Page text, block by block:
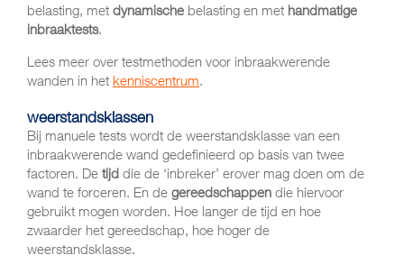
belasting, met dynamische belasting en met handmatige
inbraaktests.
Lees meer over testmethoden voor inbraakwerende
wanden in het kenniscentrum
weerstandsklassen
Bij manuele tests wordt de weerstandsklasse van een
inbraakwerende wand gedefinieerd op basis van twee
factoren. De tijd die de ‘inbreker’ erover mag doen om de
wand te forceren. En de gereedschappen die hiervoor
gebruikt mogen worden. Hoe langer de tijd en hoe
zwaarder het gereedschap, hoe hoger de
weerstandsklasse.